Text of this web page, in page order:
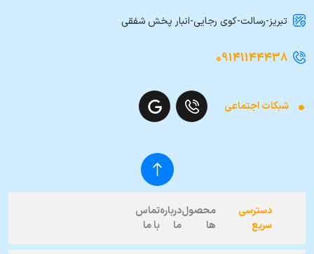
تبریز-رسالت-کوی رجایی-انبار پخش شفقی
09141144438
شبکات اجتماعی
دسترسی
سریع
محصول
ها
درباره
ما
تماس
با ما